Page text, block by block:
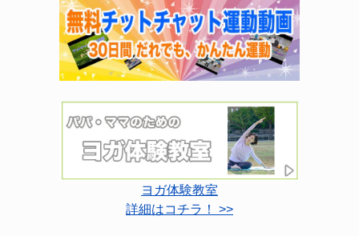
ヨガ体験教室
詳細はコチラ！ >>